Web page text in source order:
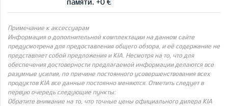
Примечание к аксессуарам
Информация о дополнительной комплектации на данном сайте
предусмотрена для предоставления общего обзора, и её содержание не
представляет собой предложения и KIA. Несмотря на то, что для
обеспечения достоверности предлагаемой информации делаются все
разумные усилия, по причине постоянного усовершенствования всех
продуктов KIA все данные постоянно меняются. Отметить следует в
первую очередь следующие пункты:
Обратите внимание на то, что точные цены официального дилера KIA